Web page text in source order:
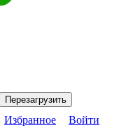
Перезагрузить
Избранное Войти